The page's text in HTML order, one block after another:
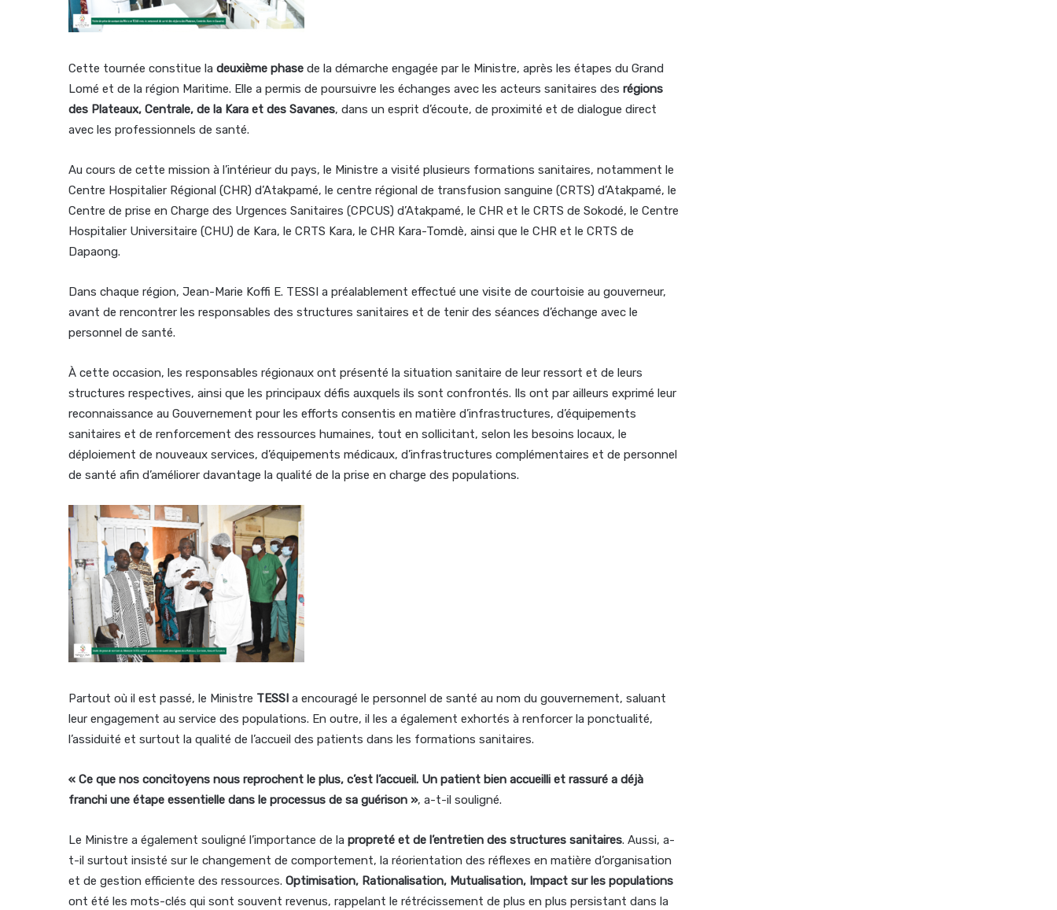
Cette tournée constitue la deuxième phase de la démarche engagée par le Ministre, après les étapes du Grand
Lomé et de la région Maritime. Elle a permis de poursuivre les échanges avec les acteurs sanitaires des régions
des Plateaux, Centrale, de la Kara et des Savanes, dans un esprit d’écoute, de proximité et de dialogue direct
avec les professionnels de santé.
Au cours de cette mission à l’intérieur du pays, le Ministre a visité plusieurs formations sanitaires, notamment le
Centre Hospitalier Régional (CHR) d’Atakpamé, le centre régional de transfusion sanguine (CRTS) d’Atakpamé, le
Centre de prise en Charge des Urgences Sanitaires (CPCUS) d’Atakpamé, le CHR et le CRTS de Sokodé, le Centre
Hospitalier Universitaire (CHU) de Kara, le CRTS Kara, le CHR Kara-Tomdè, ainsi que le CHR et le CRTS de
Dapaong.
Dans chaque région, Jean-Marie Koffi E. TESSI a préalablement effectué une visite de courtoisie au gouverneur,
avant de rencontrer les responsables des structures sanitaires et de tenir des séances d’échange avec le
personnel de santé.
À cette occasion, les responsables régionaux ont présenté la situation sanitaire de leur ressort et de leurs
structures respectives, ainsi que les principaux défis auxquels ils sont confrontés. Ils ont par ailleurs exprimé leur
reconnaissance au Gouvernement pour les efforts consentis en matière d’infrastructures, d’équipements
sanitaires et de renforcement des ressources humaines, tout en sollicitant, selon les besoins locaux, le
déploiement de nouveaux services, d’équipements médicaux, d’infrastructures complémentaires et de personnel
de santé afin d’améliorer davantage la qualité de la prise en charge des populations.
Partout où il est passé, le Ministre TESSI a encouragé le personnel de santé au nom du gouvernement, saluant
leur engagement au service des populations. En outre, il les a également exhortés à renforcer la ponctualité,
l’assiduité et surtout la qualité de l’accueil des patients dans les formations sanitaires.
« Ce que nos concitoyens nous reprochent le plus, c’est l’accueil. Un patient bien accueilli et rassuré a déjà
franchi une étape essentielle dans le processus de sa guérison », a-t-il souligné.
Le Ministre a également souligné l’importance de la propreté et de l’entretien des structures sanitaires. Aussi, a-
t-il surtout insisté sur le changement de comportement, la réorientation des réflexes en matière d’organisation
et de gestion efficiente des ressources. Optimisation, Rationalisation, Mutualisation, Impact sur les populations
ont été les mots-clés qui sont souvent revenus, rappelant le rétrécissement de plus en plus persistant dans la